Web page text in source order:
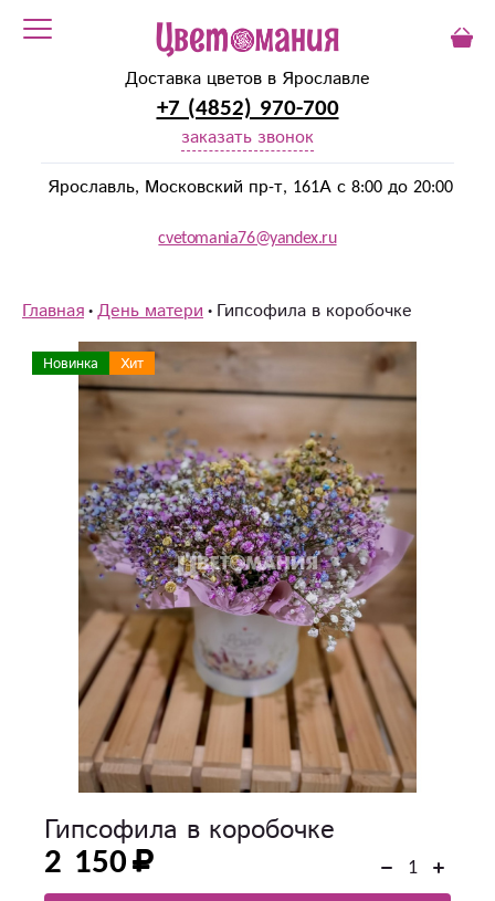
Доставка цветов в Ярославле
+7 (4852) 970-700
заказать звонок
Ярославль, Московский пр-т, 161А с 8:00 до 20:00
cvetomania76@yandex.ru
Главная День матери Гипсофила в коробочке
Новинка Хит
Гипсофила в коробочке
2 150